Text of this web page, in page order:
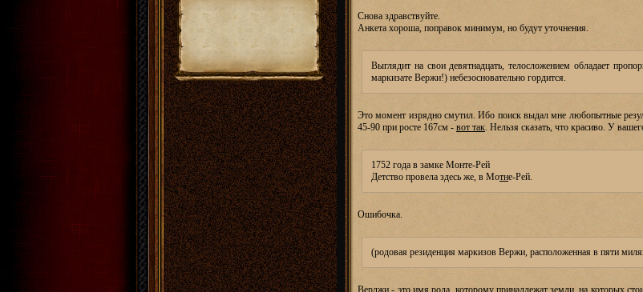
Снова здравствуйте.
Анкета хороша, поправок минимум, но будут уточнения.
Выглядит на свои девятнадцать, телосложением обладает
маркизате Вержи!) небезосновательно гордится.
Это момент изрядно смутил. Ибо поиск выдал мне любопытные
45-90 при росте 167см - вот так. Нельзя сказать, что красиво. У
1752 года в замке Монте-Рей
Детство провела здесь же, в Мотне-Рей.
Ошибочка.
(родовая резиденция маркизов Вержи, расположенная в пяти
Верджи - это имя рода, которому принадлежат земли, на которых